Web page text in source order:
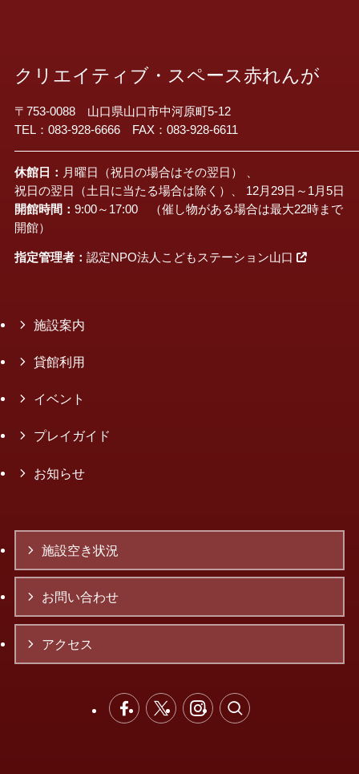
クリエイティブ・スペース赤れんが
〒753-0088 山口県山口市中河原町5-12
TEL：083-928-6666 FAX：083-928-6611
休館日： 月曜日（祝日の場合はその翌日） 、
祝日の翌日（土日に当たる場合は除く）、 12月29日～1月5日
開館時間： 9:00～17:00 （催し物がある場合は最大22時まで
開館）
指定管理者： 認定NPO法人こどもステーション山口
施設案内
貸館利用
イベント
プレイガイド
お知らせ
施設空き状況
お問い合わせ
アクセス